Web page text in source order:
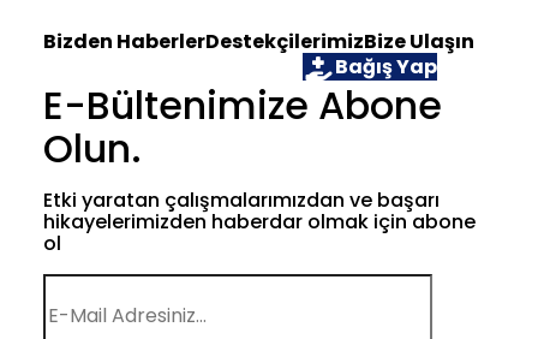
Bizden HaberlerDestekçilerimizBize Ulaşın
Bağış Yap
E-Bültenimize Abone
Olun.
Etki yaratan çalışmalarımızdan ve başarı
hikayelerimizden haberdar olmak için abone
ol